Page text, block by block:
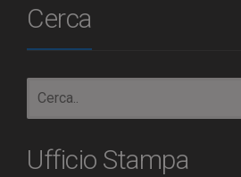
Cerca
Ufficio Stampa